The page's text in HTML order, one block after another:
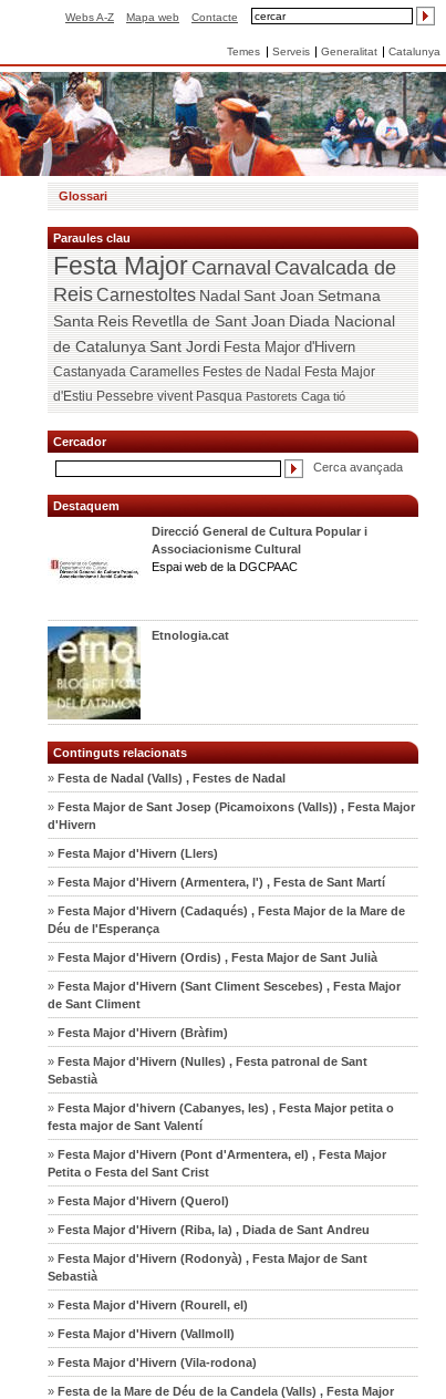
Webs A-Z Mapa web Contacte
Temes Serveis Generalitat Catalunya
Glossari
Paraules clau
Festa MajorCarnavalCavalcada de
ReisCarnestoltesNadalSant JoanSetmana
SantaReisRevetlla de Sant JoanDiada Nacional
de CatalunyaSant Jordi Festa Major d'Hivern
Castanyada Caramelles Festes de Nadal Festa Major
d'Estiu Pessebre vivent Pasqua Pastorets Caga tió
Cercador
Cerca avançada
Destaquem
Direcció General de Cultura Popular i
Associacionisme Cultural
Espai web de la DGCPAAC
Etnologia.cat
Continguts relacionats
» Festa de Nadal (Valls) , Festes de Nadal
» Festa Major de Sant Josep (Picamoixons (Valls)) , Festa Major
d'Hivern
» Festa Major d'Hivern (Llers)
» Festa Major d'Hivern (Armentera, l') , Festa de Sant Martí
» Festa Major d'Hivern (Cadaqués) , Festa Major de la Mare de
Déu de l'Esperança
» Festa Major d'Hivern (Ordis) , Festa Major de Sant Julià
» Festa Major d'Hivern (Sant Climent Sescebes) , Festa Major
de Sant Climent
» Festa Major d'Hivern (Bràfim)
» Festa Major d'Hivern (Nulles) , Festa patronal de Sant
Sebastià
» Festa Major d'hivern (Cabanyes, les) , Festa Major petita o
festa major de Sant Valentí
» Festa Major d'Hivern (Pont d'Armentera, el) , Festa Major
Petita o Festa del Sant Crist
» Festa Major d'Hivern (Querol)
» Festa Major d'Hivern (Riba, la) , Diada de Sant Andreu
» Festa Major d'Hivern (Rodonyà) , Festa Major de Sant
Sebastià
» Festa Major d'Hivern (Rourell, el)
» Festa Major d'Hivern (Vallmoll)
» Festa Major d'Hivern (Vila-rodona)
» Festa de la Mare de Déu de la Candela (Valls) , Festa Major